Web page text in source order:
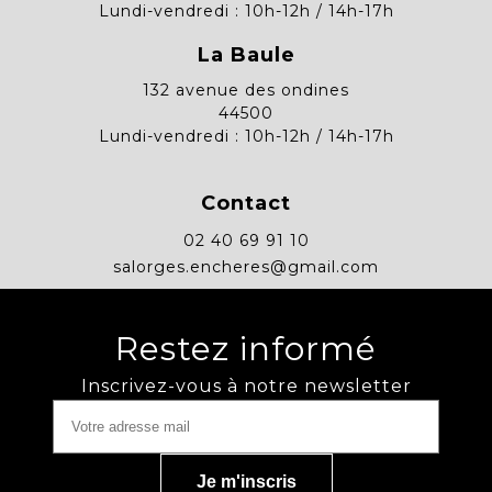
Lundi-vendredi : 10h-12h / 14h-17h
La Baule
132 avenue des ondines
44500
Lundi-vendredi : 10h-12h / 14h-17h
Contact
02 40 69 91 10
salorges.encheres@gmail.com
Restez informé
Inscrivez-vous à notre newsletter